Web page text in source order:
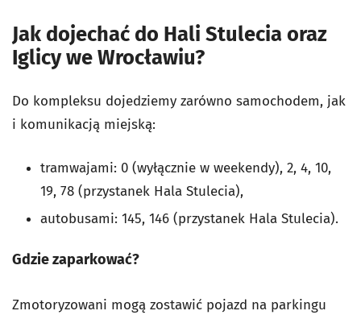
Jak dojechać do Hali Stulecia oraz
Iglicy we Wrocławiu?
Do kompleksu dojedziemy zarówno samochodem, jak
i komunikacją miejską:
tramwajami: 0 (wyłącznie w weekendy), 2, 4, 10,
19, 78 (przystanek Hala Stulecia),
autobusami: 145, 146 (przystanek Hala Stulecia).
Gdzie zaparkować?
Zmotoryzowani mogą zostawić pojazd na parkingu